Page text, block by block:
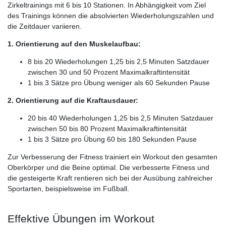
Zirkeltrainings mit 6 bis 10 Stationen. In Abhängigkeit vom Ziel
des Trainings können die absolvierten Wiederholungszahlen und
die Zeitdauer variieren.
1. Orientierung auf den Muskelaufbau:
8 bis 20 Wiederholungen 1,25 bis 2,5 Minuten Satzdauer
zwischen 30 und 50 Prozent Maximalkraftintensität
1 bis 3 Sätze pro Übung weniger als 60 Sekunden Pause
2. Orientierung auf die Kraftausdauer:
20 bis 40 Wiederholungen 1,25 bis 2,5 Minuten Satzdauer
zwischen 50 bis 80 Prozent Maximalkraftintensität
1 bis 3 Sätze pro Übung 60 bis 180 Sekunden Pause
Zur Verbesserung der Fitness trainiert ein Workout den gesamten
Oberkörper und die Beine optimal. Die verbesserte Fitness und
die gesteigerte Kraft rentieren sich bei der Ausübung zahlreicher
Sportarten, beispielsweise im Fußball.
Effektive Übungen im Workout